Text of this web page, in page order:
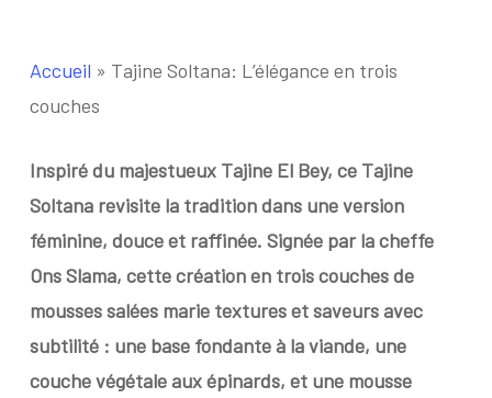
Accueil » Tajine Soltana: L’élégance en trois
couches
Inspiré du majestueux Tajine El Bey, ce Tajine
Soltana revisite la tradition dans une version
féminine, douce et raffinée. Signée par la cheffe
Ons Slama, cette création en trois couches de
mousses salées marie textures et saveurs avec
subtilité : une base fondante à la viande, une
couche végétale aux épinards, et une mousse